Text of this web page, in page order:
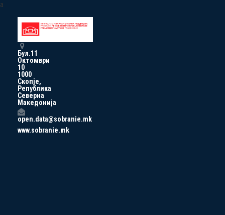
a
Бул.11
Октомври
10
1000
Скопје,
Република
Северна
Македонија
open.data@sobranie.mk
www.sobranie.mk